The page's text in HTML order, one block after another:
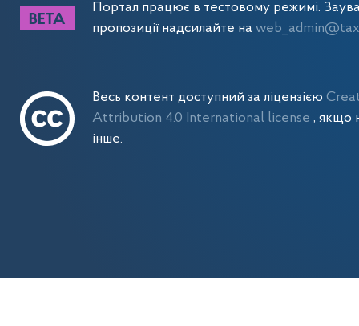
Портал працює в тестовому режимі.
пропозиції надсилайте на
Весь контент доступний за ліцензією
Attribution 4.0 International license , якщо
інше.